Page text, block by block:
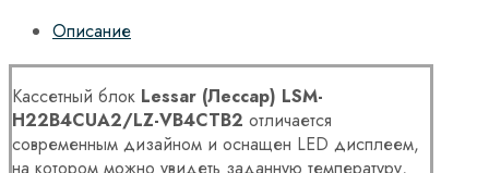
Описание
Кассетный блок Lessar (Лессар) LSM-
H22B4CUA2/LZ-VB4CТВ2 отличается
современным дизайном и оснащен LED дисплеем,
на котором можно увидеть заданную температуру,